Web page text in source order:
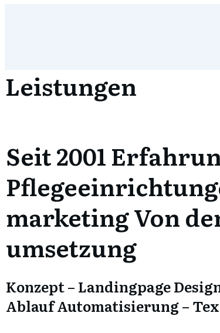
Leistungen
Seit 2001
marketing Von
umsetzung
Konzept – Landingpage
Ablauf Automatisierung –